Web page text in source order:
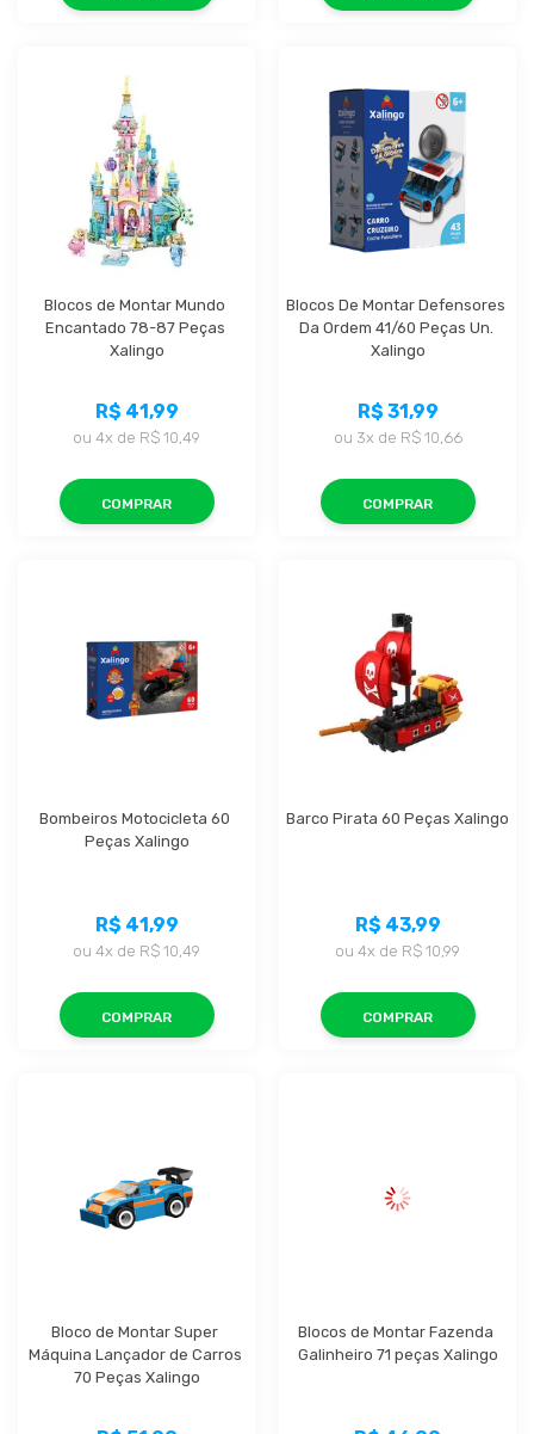
Blocos de Montar Mundo
Encantado 78-87 Peças
Xalingo
R$ 41,99
ou 4x de R$ 10,49
COMPRAR
Blocos De Montar Defensores
Da Ordem 41/60 Peças Un.
Xalingo
R$ 31,99
ou 3x de R$ 10,66
COMPRAR
Bombeiros Motocicleta 60
Peças Xalingo
R$ 41,99
ou 4x de R$ 10,49
COMPRAR
Barco Pirata 60 Peças Xalingo
R$ 43,99
ou 4x de R$ 10,99
COMPRAR
Bloco de Montar Super
Máquina Lançador de Carros
70 Peças Xalingo
Blocos de Montar Fazenda
Galinheiro 71 peças Xalingo